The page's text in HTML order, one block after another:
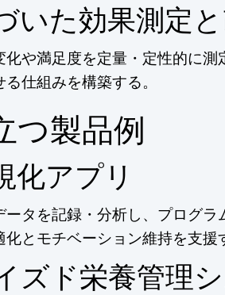
いた効果測定
や満足度を定量・定性的に測
仕組みを構築する。
つ製品例
化アプリ
タを記録・分析し、プログラ
とモチベーション維持を支援
ズド栄養管理